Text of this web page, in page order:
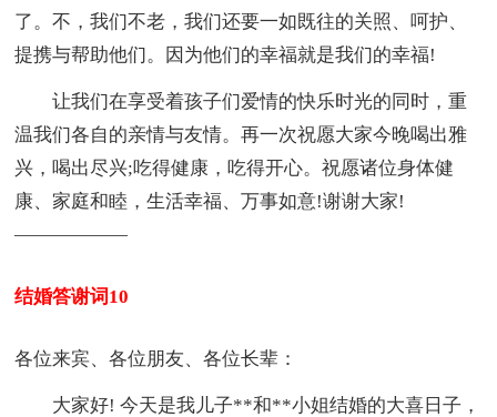
了。不，我们不老，我们还要一如既往的关照、呵护、
提携与帮助他们。因为他们的幸福就是我们的幸福!
让我们在享受着孩子们爱情的快乐时光的同时，重
温我们各自的亲情与友情。再一次祝愿大家今晚喝出雅
兴，喝出尽兴;吃得健康，吃得开心。祝愿诸位身体健
康、家庭和睦，生活幸福、万事如意!谢谢大家!
——————
结婚答谢词10
各位来宾、各位朋友、各位长辈：
大家好! 今天是我儿子**和**小姐结婚的大喜日子，